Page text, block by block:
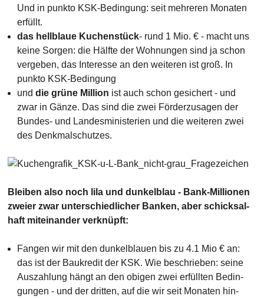
Und in punkto KSK-Bedin­gung: seit mehreren Mona­ten
erfüllt.
das hellblaue Kuchen­stück- rund 1 Mio. € - macht uns
keine Sorgen: die Hälfte der Woh­nungen sind ja schon
verge­ben, das Inter­esse an den wei­teren ist groß. In
punkto KSK-Bedin­gung
unddie grüne Million ist auch schon gesichert - und
zwar in Gänze. Das sind die zwei Förder­zu­sagen der
Bundes- und Landes­mi­nisterien und die weiteren zwei
des Denk­mal­schutzes.
Bleiben also noch lila und dunkelblau - Bank-Millio­nen
zweier zwar unter­schied­licher Banken, aber schick­sal­
haft mit­ein­ander ver­knüpft:
Fangen wir mit den dunkelblauen bis zu 4.1 Mio € an:
das ist der Bau­kredit der KSK. Wie beschrieben: seine
Aus­zah­lung hängt an den obigen zwei erfüllten Bedin­
gungen - und der dritten, auf die wir seit Mona­ten hin­